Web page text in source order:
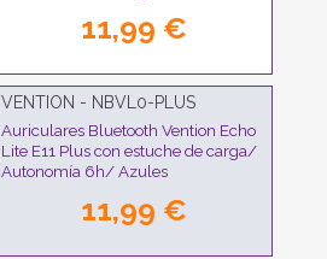
11,99 €
VENTION - NBVL0-PLUS
Auriculares Bluetooth Vention Echo
Lite E11 Plus con estuche de carga/
Autonomía 6h/ Azules
11,99 €